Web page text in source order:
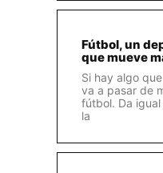
Fútbol, un
que mueve
Si hay algo
va a pasar de
fútbol. Da
la